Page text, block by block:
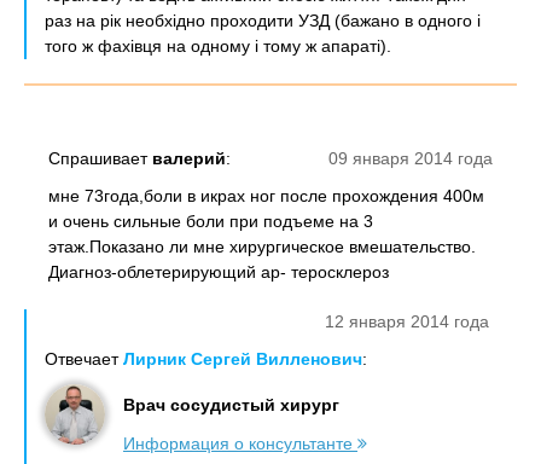
раз на рік необхідно проходити УЗД (бажано в одного і
того ж фахівця на одному і тому ж апараті).
09 января 2014 года
Спрашивает валерий:
мне 73года,боли в икрах ног после прохождения 400м
и очень сильные боли при подъеме на 3
этаж.Показано ли мне хирургическое вмешательство.
Диагноз-облетерирующий ар- теросклероз
12 января 2014 года
ОтвечаетЛирник Сергей Вилленович:
Врач сосудистый хирург
Информация о консультанте